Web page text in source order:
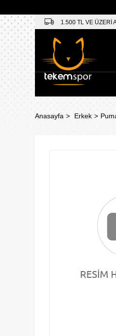
1.500 TL VE ÜZERİ
Anasayfa Erkek